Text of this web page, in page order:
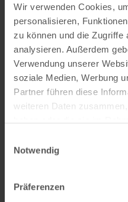
Wir verwenden Cookies,
personalisieren,
zu können und die Zugriffe
analysieren. Außerdem
Verwendung unserer
soziale Medien, Werbung
Partner führen diese
weiteren Daten
Notwendig
Präferenzen
Das könnte
interessieren